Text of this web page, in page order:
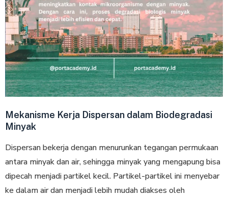
Mekanisme Kerja Dispersan dalam Biodegradasi
Minyak
Dispersan bekerja dengan menurunkan tegangan permukaan
antara minyak dan air, sehingga minyak yang mengapung bisa
dipecah menjadi partikel kecil. Partikel-partikel ini menyebar
ke dalam air dan menjadi lebih mudah diakses oleh